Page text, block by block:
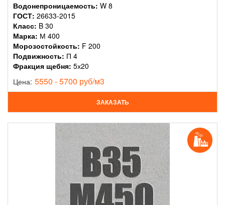
Водонепроницаемость: W 8
ГОСТ: 26633-2015
Класс: B 30
Марка: М 400
Морозостойкость: F 200
Подвижность: П 4
Фракция щебня: 5х20
Цена: 5550 - 5700 руб/м3
ЗАКАЗАТЬ